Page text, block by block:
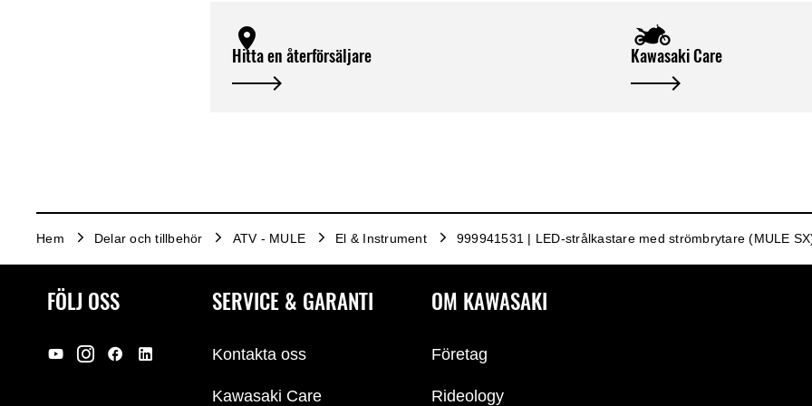
Hitta en återförsäljare Kawasaki Care
Hem Delar och tillbehör ATV - MULE El & Instrument 999941531 | LED-strålkastare med strömbrytare (MULE
FÖLJ OSS SERVICE & GARANTI
Kontakta oss
Kawasaki Care
OM KAWASAKI
Företag
Rideology